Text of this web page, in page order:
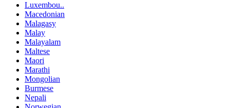
Luxembou..
Macedonian
Malagasy
Malay
Malayalam
Maltese
Maori
Marathi
Mongolian
Burmese
Nepali